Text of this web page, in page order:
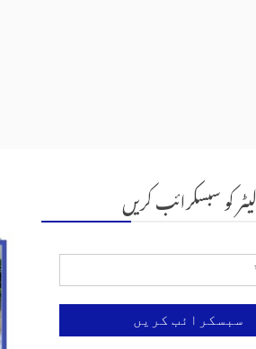
کو سبسکرائب کریں